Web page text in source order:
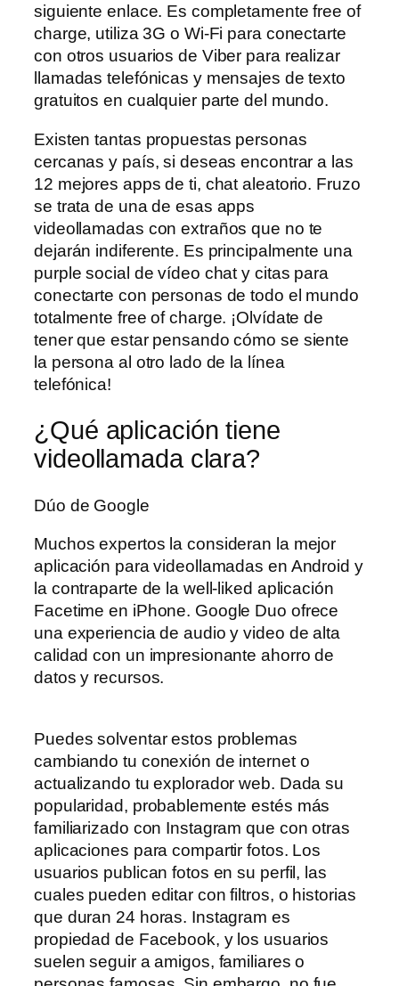
siguiente enlace. Es completamente free of
charge, utiliza 3G o Wi-Fi para conectarte
con otros usuarios de Viber para realizar
llamadas telefónicas y mensajes de texto
gratuitos en cualquier parte del mundo.
Existen tantas propuestas personas
cercanas y país, si deseas encontrar a las
12 mejores apps de ti, chat aleatorio. Fruzo
se trata de una de esas apps
videollamadas con extraños que no te
dejarán indiferente. Es principalmente una
purple social de vídeo chat y citas para
conectarte con personas de todo el mundo
totalmente free of charge. ¡Olvídate de
tener que estar pensando cómo se siente
la persona al otro lado de la línea
telefónica!
¿Qué aplicación tiene
videollamada clara?
Dúo de Google
Muchos expertos la consideran la mejor
aplicación para videollamadas en Android y
la contraparte de la well-liked aplicación
Facetime en iPhone. Google Duo ofrece
una experiencia de audio y video de alta
calidad con un impresionante ahorro de
datos y recursos.
Puedes solventar estos problemas
cambiando tu conexión de internet o
actualizando tu explorador web. Dada su
popularidad, probablemente estés más
familiarizado con Instagram que con otras
aplicaciones para compartir fotos. Los
usuarios publican fotos en su perfil, las
cuales pueden editar con filtros, o historias
que duran 24 horas. Instagram es
propiedad de Facebook, y los usuarios
suelen seguir a amigos, familiares o